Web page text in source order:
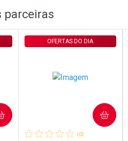
FECHAR
FECHAR
Por Menos
parceiras
(0)
OFERTAS DO DIA
COMPRAR